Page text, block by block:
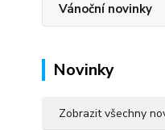
Vánoční novinky
Novinky
Zobrazit všechny